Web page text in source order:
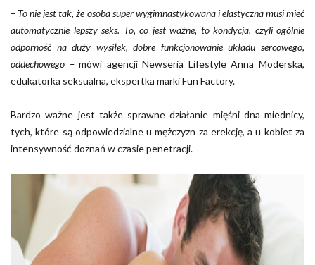
– To nie jest tak, że osoba super wygimnastykowana i elastyczna musi mieć
automatycznie lepszy seks. To, co jest ważne, to kondycja, czyli ogólnie
odporność na duży wysiłek, dobre funkcjonowanie układu sercowego,
oddechowego –mówi agencji Newseria Lifestyle Anna Moderska,
edukatorka seksualna, ekspertka marki Fun Factory.
Bardzo ważne jest także sprawne działanie mięśni dna miednicy,
tych, które są odpowiedzialne u mężczyzn za erekcję, a u kobiet za
intensywność doznań w czasie penetracji.